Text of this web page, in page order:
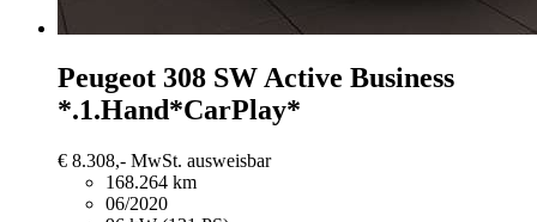
Peugeot 308 SW Active Business
*.1.Hand*CarPlay*
€ 8.308,- MwSt. ausweisbar
168.264 km
06/2020